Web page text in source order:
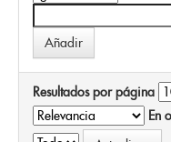
Resultados por página
En